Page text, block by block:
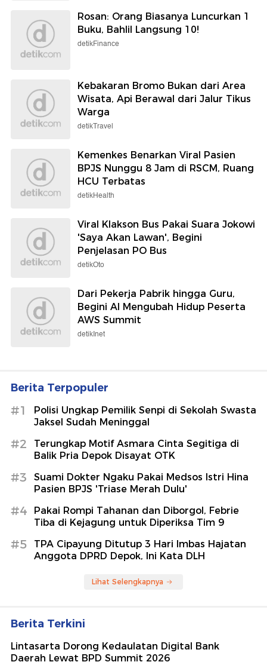
Rosan: Orang Biasanya Luncurkan 1
Buku, Bahlil Langsung 10!
detikFinance
Kebakaran Bromo Bukan dari Area
Wisata, Api Berawal dari Jalur Tikus
Warga
detikTravel
Kemenkes Benarkan Viral Pasien
BPJS Nunggu 8 Jam di RSCM, Ruang
HCU Terbatas
detikHealth
Viral Klakson Bus Pakai Suara Jokowi
'Saya Akan Lawan', Begini
Penjelasan PO Bus
detikOto
Dari Pekerja Pabrik hingga Guru,
Begini AI Mengubah Hidup Peserta
AWS Summit
detikInet
Berita Terpopuler
#1
Polisi Ungkap Pemilik Senpi di Sekolah Swasta
Jaksel Sudah Meninggal
#2
Terungkap Motif Asmara Cinta Segitiga di
Balik Pria Depok Disayat OTK
#3
Suami Dokter Ngaku Pakai Medsos Istri Hina
Pasien BPJS 'Triase Merah Dulu'
#4
Pakai Rompi Tahanan dan Diborgol, Febrie
Tiba di Kejagung untuk Diperiksa Tim 9
#5
TPA Cipayung Ditutup 3 Hari Imbas Hajatan
Anggota DPRD Depok, Ini Kata DLH
Lihat Selengkapnya
Berita Terkini
Lintasarta Dorong Kedaulatan Digital Bank
Daerah Lewat BPD Summit 2026